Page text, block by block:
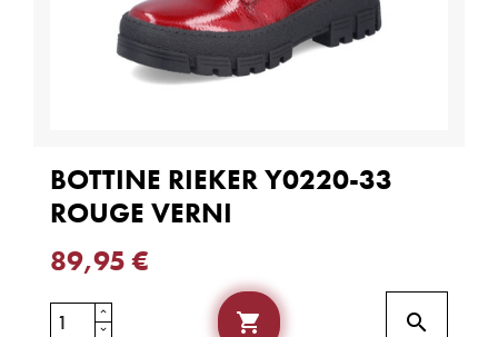
BOTTINE RIEKER Y0220-33
ROUGE VERNI
89,95 €
 